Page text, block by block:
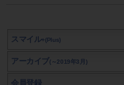
スマイル+(Plus)
アーカイブ(～2019年3月)
会員登録